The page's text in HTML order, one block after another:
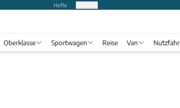
Hefte
Oberklasse Sportwagen Reise Van